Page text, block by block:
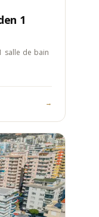
1
salle de bain
→